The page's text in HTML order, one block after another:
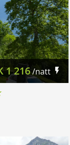
1 216/natt